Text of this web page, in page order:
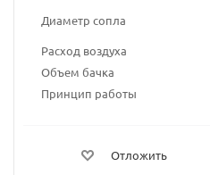
Диаметр сопла
Расход воздуха
Объем бачка
Принцип работы
Отложить